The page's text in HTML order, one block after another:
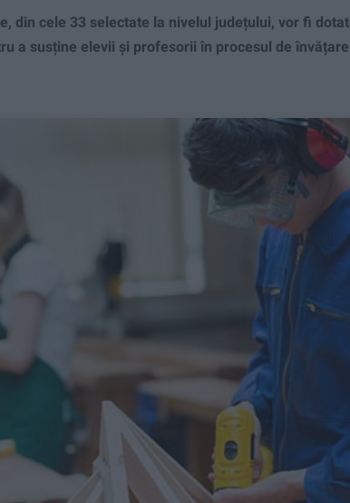
din cele 33 selectate la nivelul județului, vor fi
a susține elevii și profesorii în procesul de